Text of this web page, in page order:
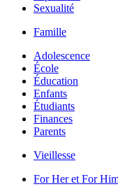
Sexualité
Famille
Adolescence
École
Éducation
Enfants
Étudiants
Finances
Parents
Vieillesse
For Her et For